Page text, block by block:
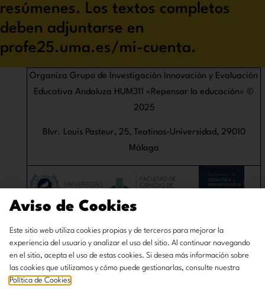
resúmenes. Los textos completos
deben adjuntarse en
profe25.uma.es/mi-cuenta.
Organiza Grupo de Investigación Innovación y Evaluación
Educativa Andaluza HUM311 «Repensar la educación» ©
2025
Blvr. Louis Pasteur, 25, Teatinos-Universidad, 29010
Málaga
Aviso de Cookies
Este sitio web utiliza cookies propias y de terceros para mejorar la
experiencia del usuario y analizar el uso del sitio. Al continuar navegando
en el sitio, acepta el uso de estas cookies. Si desea más información sobre
las cookies que utilizamos y cómo puede gestionarlas, consulte nuestra
Política de Cookies